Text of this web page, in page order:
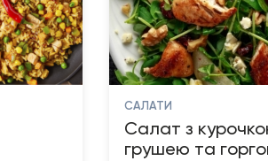
САЛАТИ
Салат з
грушею та